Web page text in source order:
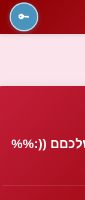
🔑
((:%%